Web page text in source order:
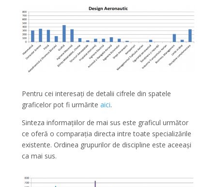
Pentru cei interesați de detalii cifrele din spatele
graficelor pot fi urmărite aici.
Sinteza informațiilor de mai sus este graficul următor
ce oferă o comparația directa intre toate specializările
existente. Ordinea grupurilor de discipline este aceeași
ca mai sus.